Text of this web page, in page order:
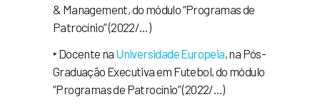
& Management, do módulo “Programas de
Patrocínio” (2022/…)
‣ Docente na Universidade Europeia, na Pós-
Graduação Executiva em Futebol, do módulo
“Programas de Patrocínio” (2022/…)